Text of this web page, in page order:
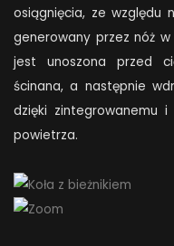
osiągnięcia, ze względu
generowany przez nóż
jest unoszona przed
ścinana, a następnie
dzięki zintegrowanemu
powietrza.